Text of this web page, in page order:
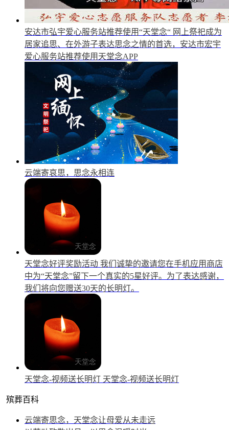
安达市弘宇爱心服务站推荐使用“天堂念“ 网上祭祀成为
居家追思、在外游子表达思念之情的首选，安达市宏宇
爱心服务站推荐使用天堂念APP
云端寄哀思，思念永相连
天堂念好评奖励活动 我们诚挚的邀请您在手机应用商店
中为“天堂念”留下一个真实的5星好评。为了表达感谢，
我们将向您赠送30天的长明灯。
天堂念-视频送长明灯 天堂念-视频送长明灯
殡葬百科
云端寄思念，天堂念让母爱从未走远